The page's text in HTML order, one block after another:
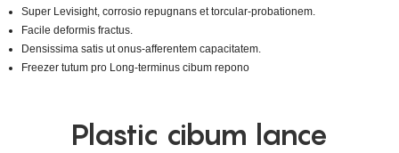
Super Levisight, corrosio repugnans et torcular-probationem.
Facile deformis fractus.
Densissima satis ut onus-afferentem capacitatem.
Freezer tutum pro Long-terminus cibum repono
Plastic cibum lance